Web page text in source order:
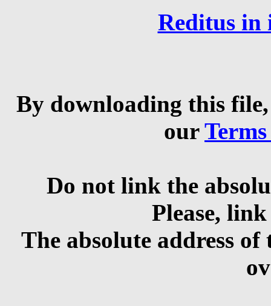
Reditus in
By downloading this
our
Do not link the
Please,
The absolute address